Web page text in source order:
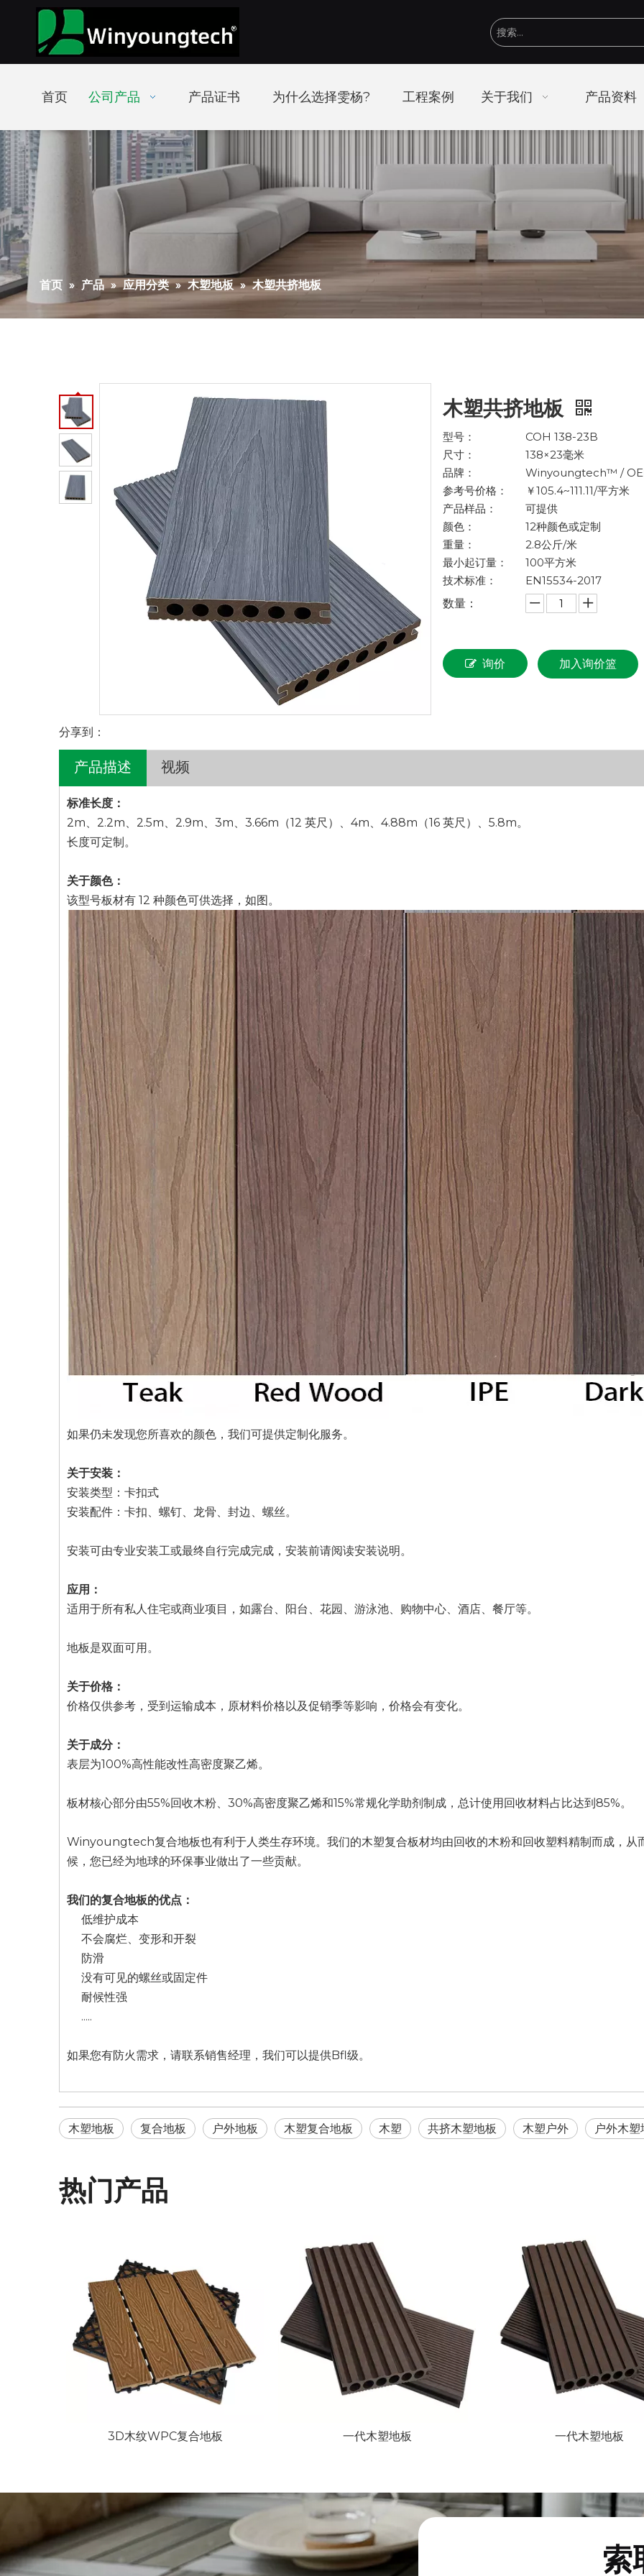
首页 公司产品 产品证书 为什么选择雯杨? 工程案例 关于我们 产品资料
首页 » 产品 » 应用分类 » 木塑地板 » 木塑共挤地板
分享到：
木塑共挤地板
型号：
COH 138-23B
尺寸：
138×23毫米
品牌：
Winyoungtech™ /
参考号价格：
￥105.4~111.11/平方米
产品样品：
可提供
颜色：
12种颜色或定制
重量：
2.8公斤/米
最小起订量：
100平方米
技术标准：
EN15534-2017
数量：
询价 加入询价篮
产品描述 视频
标准长度：
2m、2.2m、2.5m、2.9m、3m、3.66m（12 英尺）、4m、4.88m（16 英尺）、5.8m。
长度可定制。
关于颜色：
该型号板材有 12 种颜色可供选择，如图。
如果仍未发现您所喜欢的颜色，我们可提供定制化服务。
关于安装：
安装类型：卡扣式
安装配件：卡扣、螺钉、龙骨、封边、螺丝。
安装可由专业安装工或最终自行完成完成，安装前请阅读安装说明。
应用：
适用于所有私人住宅或商业项目，如露台、阳台、花园、游泳池、购物中心、酒店、餐厅等。
地板是双面可用。
关于价格：
价格仅供参考，受到运输成本，原材料价格以及促销季等影响，价格会有变化。
关于成分：
表层为100%高性能改性高密度聚乙烯。
板材核心部分由55%回收木粉、30%高密度聚乙烯和15%常规化学助剂制成，总计使用回收材料占比达到85%。
Winyoungtech复合地板也有利于人类生存环境。我们的木塑复合板材均由回收的木粉和回收塑料精制而成，从
候，您已经为地球的环保事业做出了一些贡献。
我们的复合地板的优点：
低维护成本
不会腐烂、变形和开裂
防滑
没有可见的螺丝或固定件
耐候性强
.....
如果您有防火需求，请联系销售经理，我们可以提供Bfl级。
木塑地板 复合地板 户外地板 木塑复合地板 木塑 共挤木塑地板 木塑户外 户外木塑
热门产品
3D木纹WPC复合地板 一代木塑地板 一代木塑地板
索